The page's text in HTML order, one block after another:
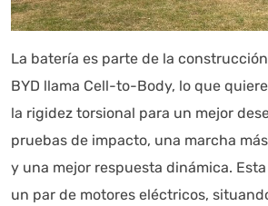
La batería es parte de la
BYD llama Cell-to-Body, lo que
la rigidez torsional para un mejor
pruebas de impacto, una marcha
y una mejor respuesta dinámica.
un par de motores eléctricos,